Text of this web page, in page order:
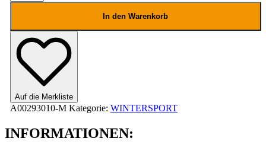
-
Leopard
Menge
In den Warenkorb
Auf die Merkliste
A00293010-M Kategorie: WINTERSPORT
INFORMATIONEN: